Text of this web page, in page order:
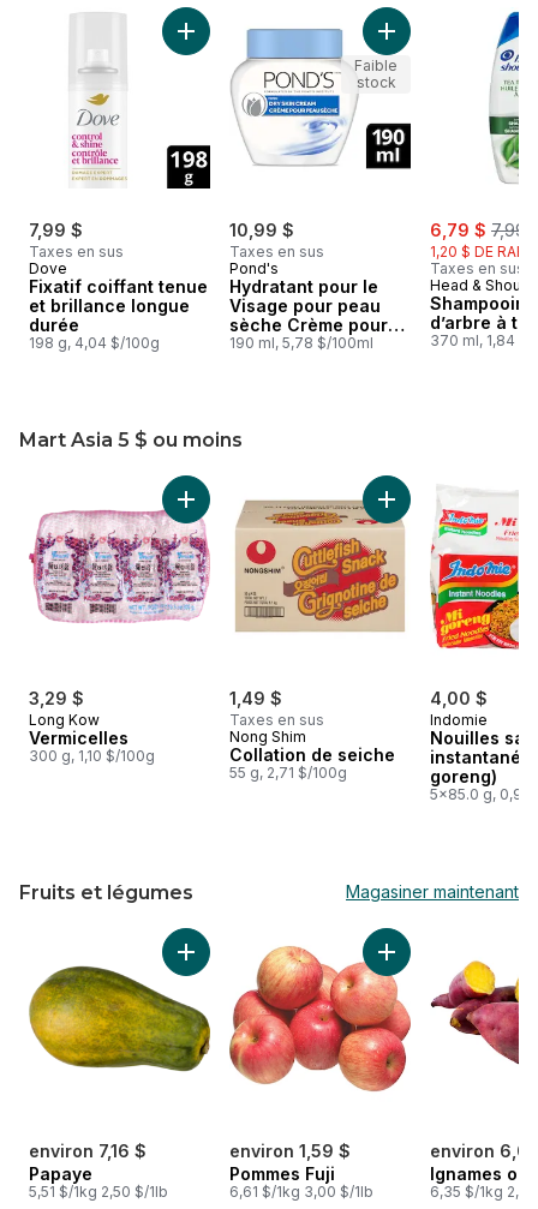
sauter Du maquillage et des produits de beauté pour un
7,99 $
Taxes en sus
Dove
Fixatif coiffant tenue
et brillance longue
durée
198 g, 4,04 $/100g
Ajouter Fixatif coiffant tenue et brillance
10,99 $
Taxes en sus
Pond's
Hydratant pour le
Visage pour peau
sèche Crème pour
Peau Sèche
190 ml, 5,78 $/100ml
Ajouter Hydratant
Faible
stock
sale:
6,79 $ ,
7,99
1,20 $ DE
Taxes en sus
Head &
d’arbre à thé
370 ml, 1,84 $/
Mart Asia 5 $ ou moins
sauter Mart Asia 5 $ ou moins
3,29 $
Long Kow
Vermicelles
300 g, 1,10 $/100g
Ajouter Vermicelles au panier
1,49 $
Taxes en sus
Nong Shim
Collation de seiche
55 g, 2,71 $/100g
Ajouter Collation
4,00 $
Indomie
Nouilles
goreng)
5x85.0 g, 0,94
Fruits et légumes Magasiner maintenant
sauter Fruits et légumes
environ 7,16 $
Papaye
5,51 $/1kg 2,50 $/1lb
Ajouter Papaye au panier
environ 1,59 $
Pommes Fuji
6,61 $/1kg 3,00 $/1lb
Ajouter Pommes
environ
Ignames
6,35 $/1kg